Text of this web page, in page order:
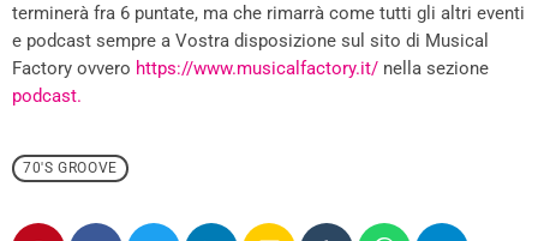
terminerà fra 6 puntate, ma che rimarrà come tutti gli altri eventi
e podcast sempre a Vostra disposizione sul sito di Musical
Factory ovvero https://www.musicalfactory.it/ nella sezione
podcast.
70'S GROOVE